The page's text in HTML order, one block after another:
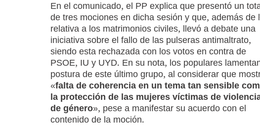
En el comunicado, el PP explica que presentó un
de tres mociones en dicha sesión y que, además de
relativa a los matrimonios civiles, llevó a debate una
iniciativa sobre el fallo de las pulseras antimaltrato,
siendo esta rechazada con los votos en contra de
PSOE, IU y UYD. En su nota, los populares
postura de este último grupo, al considerar que
«falta de coherencia en un tema tan sensible
la protección de las mujeres víctimas de
de género», pese a manifestar su acuerdo con el
contenido de la moción.